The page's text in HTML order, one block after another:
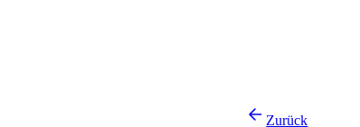
Zurück